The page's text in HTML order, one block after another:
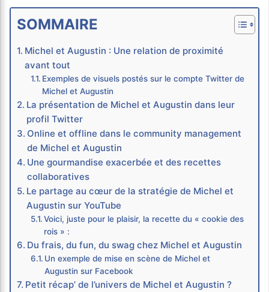
SOMMAIRE
Michel et Augustin : Une relation de proximité
avant tout
Exemples de visuels postés sur le compte Twitter de
Michel et Augustin
La présentation de Michel et Augustin dans leur
profil Twitter
Online et offline dans le community management
de Michel et Augustin
Une gourmandise exacerbée et des recettes
collaboratives
Le partage au cœur de la stratégie de Michel et
Augustin sur YouTube
Voici, juste pour le plaisir, la recette du « cookie des
rois » :
Du frais, du fun, du swag chez Michel et Augustin
Un exemple de mise en scène de Michel et
Augustin sur Facebook
Petit récap’ de l’univers de Michel et Augustin ?